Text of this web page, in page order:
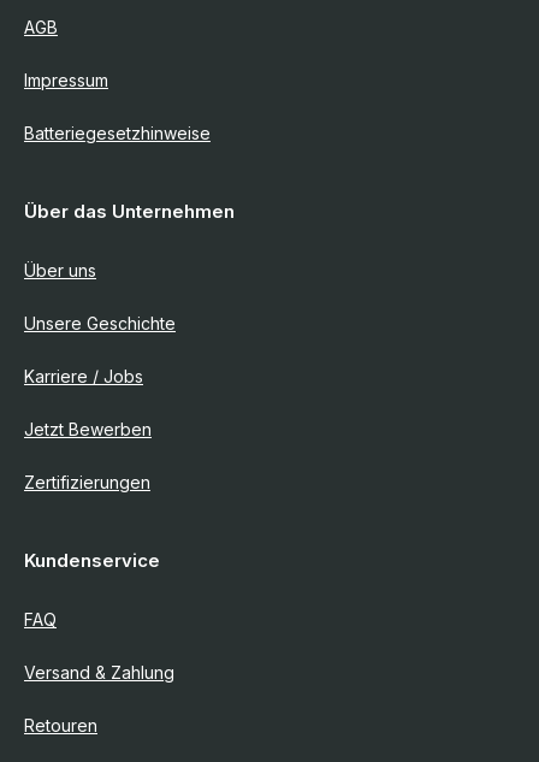
AGB
Impressum
Batteriegesetzhinweise
Über das Unternehmen
Über uns
Unsere Geschichte
Karriere / Jobs
Jetzt Bewerben
Zertifizierungen
Kundenservice
FAQ
Versand & Zahlung
Retouren